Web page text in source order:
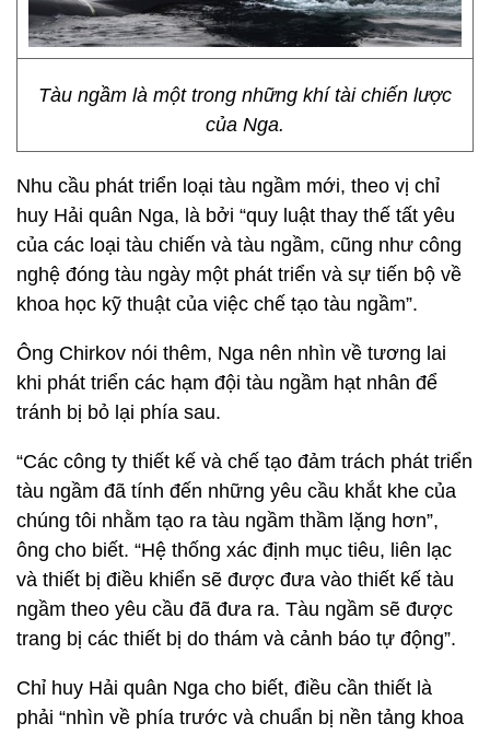
Tàu ngầm là một trong những khí tài chiến lược
của Nga.
Nhu cầu phát triển loại tàu ngầm mới, theo vị chỉ
huy Hải quân Nga, là bởi “quy luật thay thế tất yêu
của các loại tàu chiến và tàu ngầm, cũng như công
nghệ đóng tàu ngày một phát triển và sự tiến bộ về
khoa học kỹ thuật của việc chế tạo tàu ngầm”.
Ông Chirkov nói thêm, Nga nên nhìn về tương lai
khi phát triển các hạm đội tàu ngầm hạt nhân để
tránh bị bỏ lại phía sau.
“Các công ty thiết kế và chế tạo đảm trách phát triển
tàu ngầm đã tính đến những yêu cầu khắt khe của
chúng tôi nhằm tạo ra tàu ngầm thầm lặng hơn”,
ông cho biết. “Hệ thống xác định mục tiêu, liên lạc
và thiết bị điều khiển sẽ được đưa vào thiết kế tàu
ngầm theo yêu cầu đã đưa ra. Tàu ngầm sẽ được
trang bị các thiết bị do thám và cảnh báo tự động”.
Chỉ huy Hải quân Nga cho biết, điều cần thiết là
phải “nhìn về phía trước và chuẩn bị nền tảng khoa